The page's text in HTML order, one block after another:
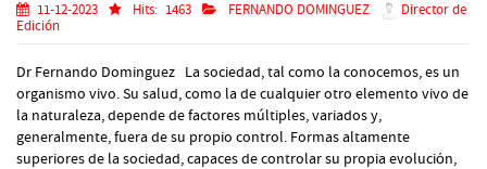
11-12-2023 Hits: 1463 FERNANDO DOMINGUEZ
Director de
Edición
Dr Fernando Dominguez La sociedad, tal como la conocemos, es un
organismo vivo. Su salud, como la de cualquier otro elemento vivo de
la naturaleza, depende de factores múltiples, variados y,
generalmente, fuera de su propio control. Formas altamente
superiores de la sociedad, capaces de controlar su propia evoluciόn,